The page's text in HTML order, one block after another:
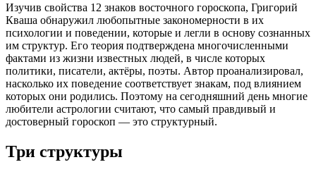
Изучив свойства 12 знаков восточного гороскопа, Григорий
Кваша обнаружил любопытные закономерности в их
психологии и поведении, которые и легли в основу сознанных
им структур. Его теория подтверждена многочисленными
фактами из жизни известных людей, в числе которых
политики, писатели, актёры, поэты. Автор проанализировал,
насколько их поведение соответствует знакам, под влиянием
которых они родились. Поэтому на сегодняшний день многие
любители астрологии считают, что самый правдивый и
достоверный гороскоп — это структурный.
Три структуры